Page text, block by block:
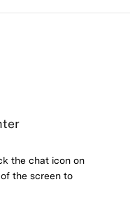
the chat icon on
the screen to